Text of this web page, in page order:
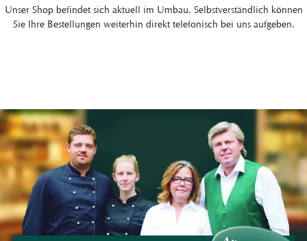
Unser Shop befindet sich aktuell im Umbau. Selbstverständlich können
Sie Ihre Bestellungen weiterhin direkt telefonisch bei uns aufgeben.